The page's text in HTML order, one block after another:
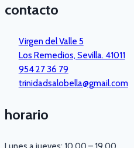
contacto
Virgen del Valle 5
Los Remedios, Sevilla. 41011
954 27 36 79
trinidadsalobella@gmail.com
horario